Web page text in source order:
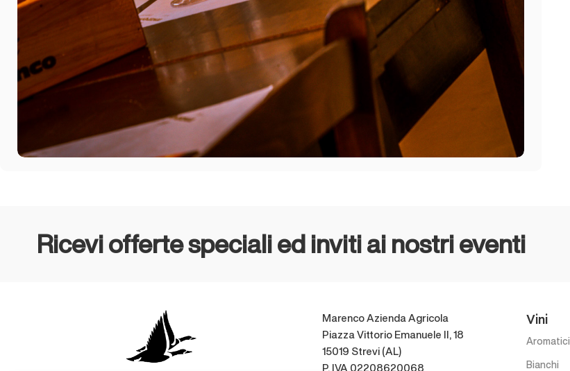
Ricevi offerte speciali ed inviti ai nostri eventi
Marenco Azienda Agricola
Piazza Vittorio Emanuele II, 18
15019 Strevi (AL)
P. IVA 02208620068
Vini
Aromatici
Bianchi